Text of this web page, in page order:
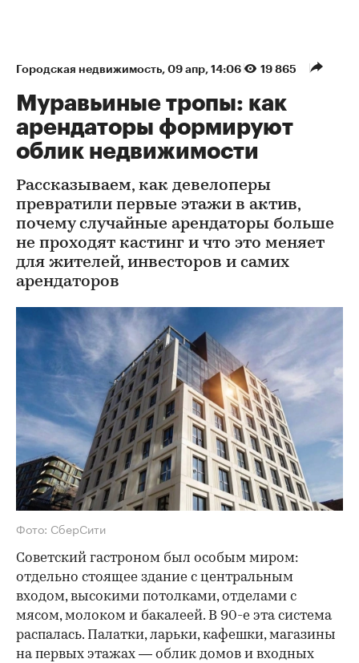
Городская недвижимость 09 апр, 14:06 19 865
Муравьиные тропы: как
арендаторы формируют
облик недвижимости
Рассказываем, как девелоперы
превратили первые этажи в актив,
почему случайные арендаторы больше
не проходят кастинг и что это меняет
для жителей, инвесторов и самих
арендаторов
Фото: СберСити
Советский гастроном был особым миром:
отдельно стоящее здание с центральным
входом, высокими потолками, отделами с
мясом, молоком и бакалеей. В 90-е эта система
распалась. Палатки, ларьки, кафешки, магазины
на первых этажах — облик домов и входных